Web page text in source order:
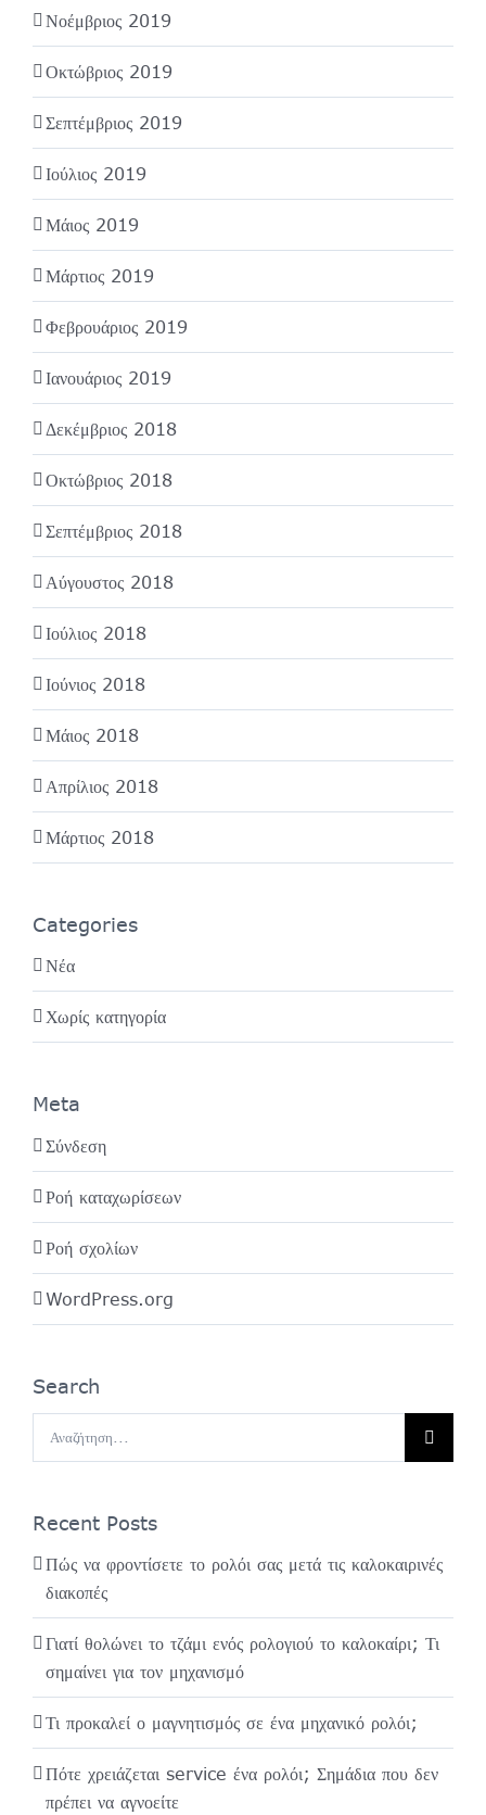
Νοέμβριος 2019
Οκτώβριος 2019
Σεπτέμβριος 2019
Ιούλιος 2019
Μάιος 2019
Μάρτιος 2019
Φεβρουάριος 2019
Ιανουάριος 2019
Δεκέμβριος 2018
Οκτώβριος 2018
Σεπτέμβριος 2018
Αύγουστος 2018
Ιούλιος 2018
Ιούνιος 2018
Μάιος 2018
Απρίλιος 2018
Μάρτιος 2018
Categories
Νέα
Χωρίς κατηγορία
Meta
Σύνδεση
Ροή καταχωρίσεων
Ροή σχολίων
WordPress.org
Search
Recent Posts
Πώς να φροντίσετε το ρολόι σας μετά τις καλοκαιρινές
διακοπές
Γιατί θολώνει το τζάμι ενός ρολογιού το καλοκαίρι; Τι
σημαίνει για τον μηχανισμό
Τι προκαλεί ο μαγνητισμός σε ένα μηχανικό ρολόι;
Πότε χρειάζεται service ένα ρολόι; Σημάδια που δεν
πρέπει να αγνοείτε